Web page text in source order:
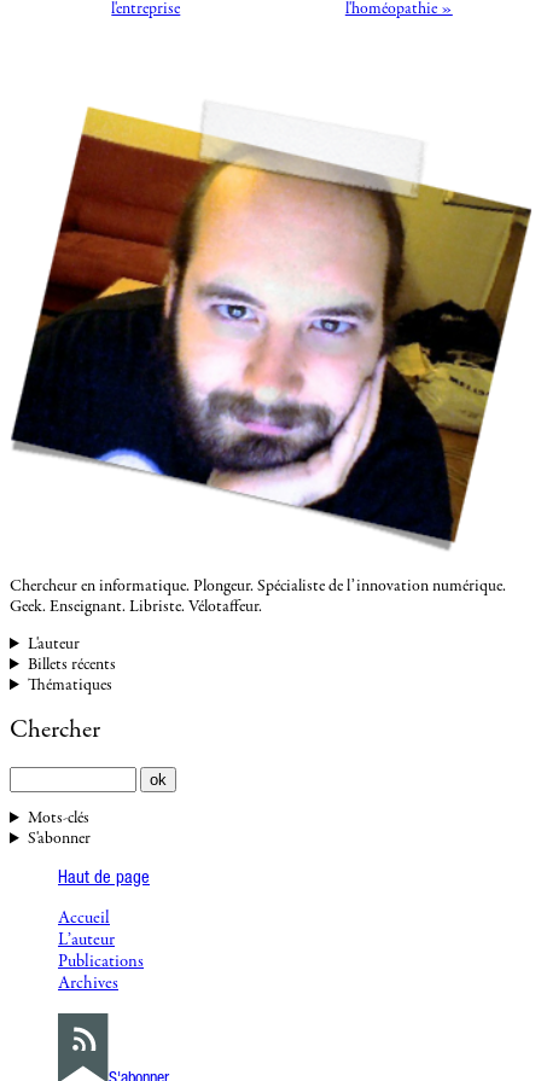
l'entreprise
l'homéopathie »
Chercheur en informatique. Plongeur. Spécialiste de l’innovation numérique.
Geek. Enseignant. Libriste. Vélotaffeur.
L'auteur
Billets récents
Thématiques
Chercher
Mots-clés
S'abonner
Haut de page
Accueil
L’auteur
Publications
Archives